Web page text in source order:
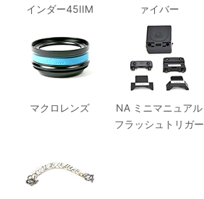
インダー45IIM
ァイバー
マクロレンズ
NA ミニマニュアル
フラッシュトリガー